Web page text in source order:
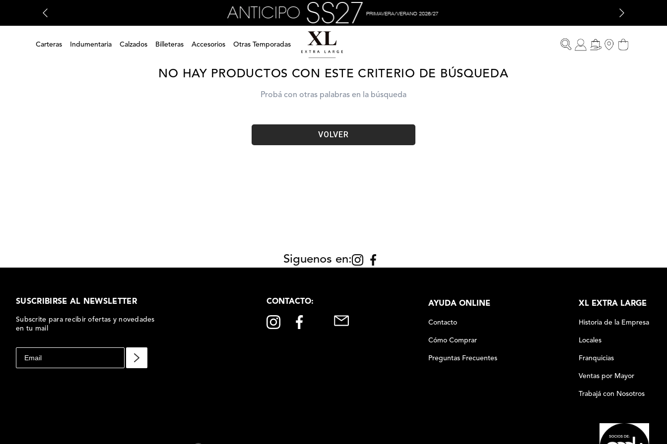
Carteras Indumentaria Calzados Billeteras Accesorios Otras Temporadas
calzado-desi-ojota-c-faja-xv4sst15z0801
NO HAY PRODUCTOS CON ESTE CRITERIO DE BÚSQUEDA
Probá con otras palabras en la búsqueda
VOLVER
Siguenos en:
SUSCRIBIRSE AL NEWSLETTER
Subscrite para recibir ofertas y novedades
en tu mail
CONTACTO: AYUDA ONLINE
Contacto
Cómo Comprar
Preguntas Frecuentes
XL EXTRA LARGE
Historia de la Empresa
Locales
Franquicias
Ventas por Mayor
Trabajá con Nosotros